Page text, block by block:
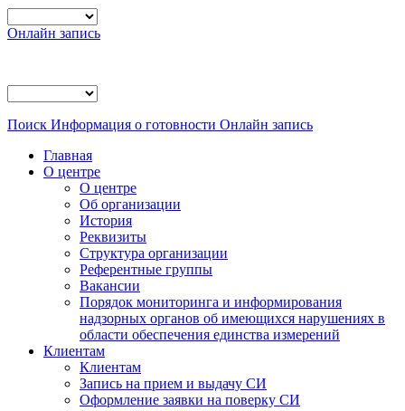
Онлайн запись
Поиск Информация о готовности Онлайн запись
Главная
О центре
О центре
Об организации
История
Реквизиты
Структура организации
Референтные группы
Вакансии
Порядок мониторинга и информирования
надзорных органов об имеющихся нарушениях в
области обеспечения единства измерений
Клиентам
Клиентам
Запись на прием и выдачу СИ
Оформление заявки на поверку СИ